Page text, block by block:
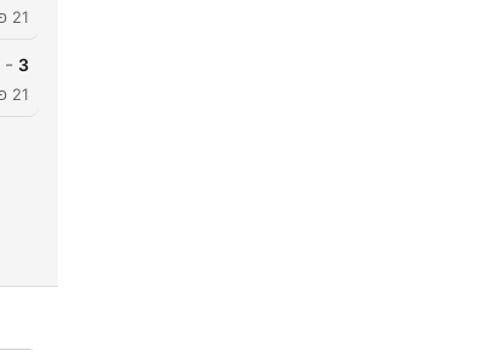
21 פבר' 2024
3
-
21 פבר' 2024